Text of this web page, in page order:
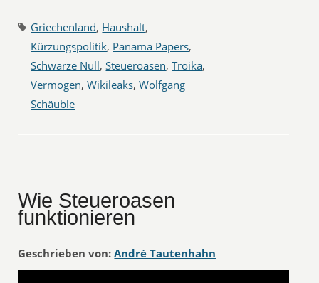
Griechenland, Haushalt,
Kürzungspolitik, Panama Papers,
Schwarze Null,Steueroasen,Troika,
Vermögen,Wikileaks,Wolfgang
Schäuble
Wie Steueroasen
funktionieren
Geschrieben von: André Tautenhahn